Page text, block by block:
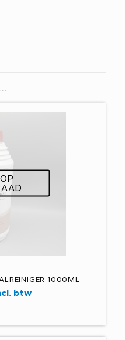
1000ML
btw